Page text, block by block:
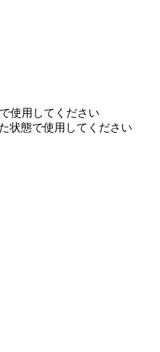
使用してください
状態で使用してください